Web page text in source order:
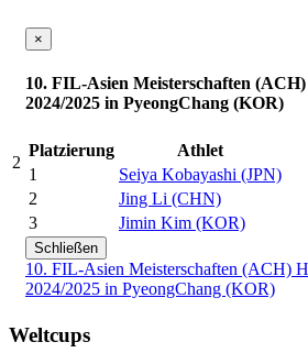
2
×
10. FIL-Asien Meisterschaften
2024/2025 in PyeongChang (KOR)
Platzierung
Athlet
1
Seiya Kobayashi (JPN)
2
Jing Li (CHN)
3
Jimin Kim (KOR)
Schließen
10. FIL-Asien Meisterschaften (ACH)
2024/2025 in PyeongChang (KOR)
Weltcups